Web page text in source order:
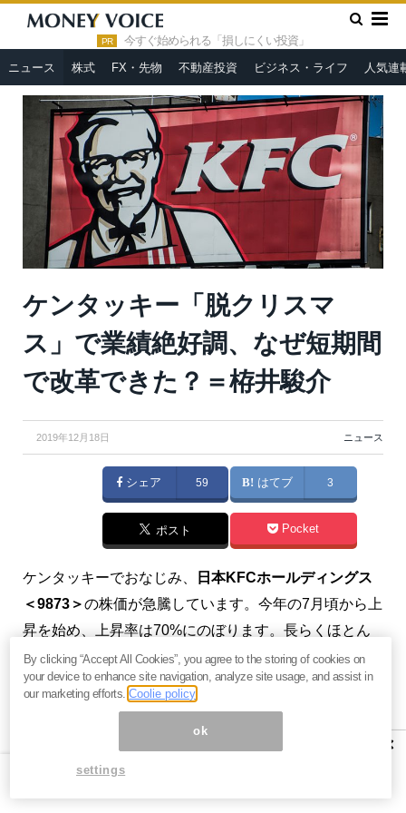
PR 今すぐ始められる「損しにくい投資」
ニュース 株式 FX・先物 不動産投資 ビジネス・ライフ 人気連
HOME » ニュース »
ケンタッキー「脱クリスマス」で業績絶好
調、なぜ短期間で改革できた？＝栫井駿介
ケンタッキー「脱クリスマ
ス」で業績絶好調、なぜ短期間
で改革できた？＝栫井駿介
2019年12月18日 ニュース
シェア 59 はてブ 3
ポスト Pocket
ケンタッキーでおなじみ、
日本KFCホールディングス
＜9873＞の株価が急騰しています。今年の7月頃から上
昇を始め、上昇率は70%にのぼります。長らくほとん
ど動かなかった状態からの急激な伸びです。一体何が
起きているのでしょうか。（『バリュー株投資家の見
方|つばめ投資顧問』栫井駿介）
【関連】メルカリ、70億円赤字で経営危機へ。メルペ
×
By clicking “Accept All Cookies”, you agree to the storing of cookies on
your device to enhance site navigation, analyze site usage, and assist in
our marketing efforts.Coolie policy
ok
settings